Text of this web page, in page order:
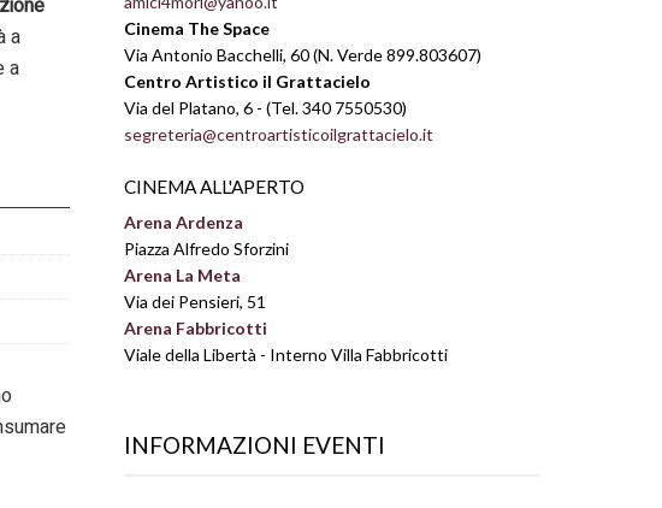
a
a
Cinema The Space
Via Antonio Bacchelli, 60 (N. Verde 899.803607)
Centro Artistico il Grattacielo
Via del Platano, 6 - (Tel. 340 7550530)
segreteria@centroartisticoilgrattacielo.it
CINEMA ALL'APERTO
Arena Ardenza
Piazza Alfredo Sforzini
Arena La Meta
Via dei Pensieri, 51
Arena Fabbricotti
Viale della Libertà - Interno Villa Fabbricotti
INFORMAZIONI EVENTI